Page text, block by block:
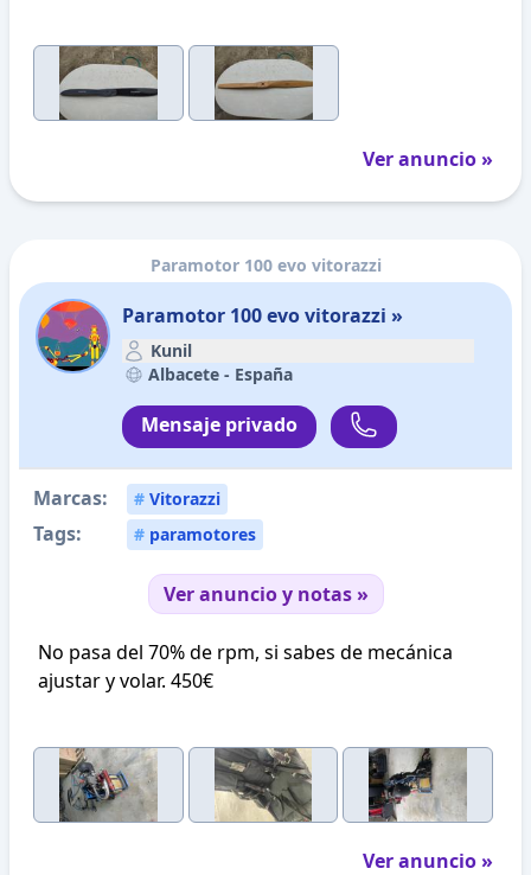
Ver anuncio »
Paramotor 100 evo vitorazzi
Paramotor 100 evo vitorazzi »
Kunil
Albacete - España
Mensaje privado
Marcas: # Vitorazzi
Tags: # paramotores
Ver anuncio y notas »
No pasa del 70% de rpm, si sabes de mecánica
ajustar y volar. 450€
Ver anuncio »